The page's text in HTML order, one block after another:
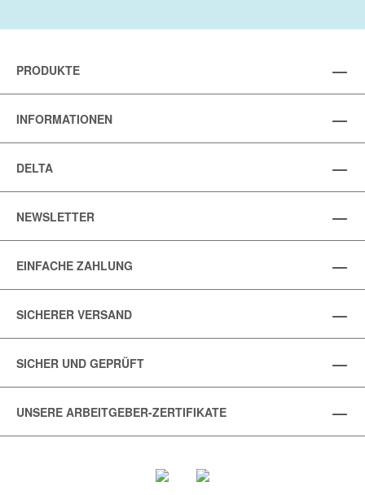
PRODUKTE
INFORMATIONEN
DELTA
NEWSLETTER
EINFACHE ZAHLUNG
SICHERER VERSAND
SICHER UND GEPRÜFT
UNSERE ARBEITGEBER-ZERTIFIKATE